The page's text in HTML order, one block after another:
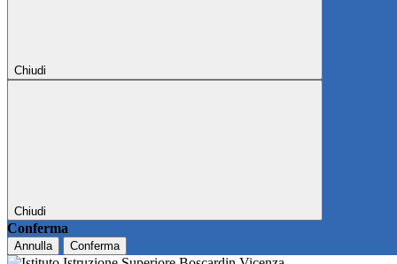
Chiudi
Chiudi
Conferma
Annulla Conferma